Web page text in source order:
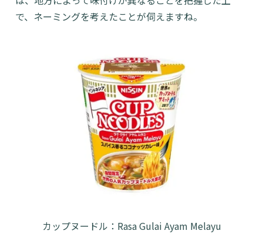
で、ネーミングを考えたことが伺えますね。
カップヌードル：Rasa Gulai Ayam Melayu